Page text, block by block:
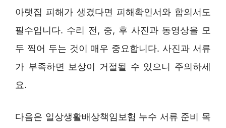
아랫집 피해가 생겼다면 피해확인서와 합의서도
필수입니다. 수리 전, 중, 후 사진과 동영상을 모
두 찍어 두는 것이 매우 중요합니다. 사진과 서류
가 부족하면 보상이 거절될 수 있으니 주의하세
요.
다음은 일상생활배상책임보험 누수 서류 준비 목